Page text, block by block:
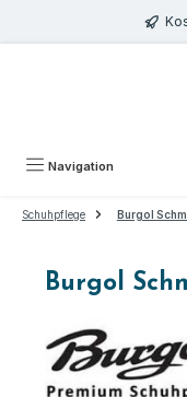
Zum Hauptinhalt springen
Navigation
Schuhpflege Burgol
Burgol